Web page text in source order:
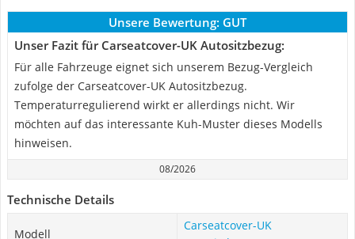
Unsere Bewertung: GUT
Unser Fazit für Carseatcover-UK Autositzbezug:
Für alle Fahrzeuge eignet sich unserem Bezug-Vergleich
zufolge der Carseatcover-UK Autositzbezug.
Temperaturregulierend wirkt er allerdings nicht. Wir
möchten auf das interessante Kuh-Muster dieses Modells
hinweisen.
08/2026
Technische Details
Modell
Carseatcover-UK